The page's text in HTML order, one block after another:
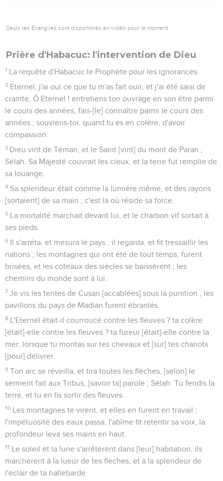
Seuls les Évangiles sont disponibles en vidéo pour le moment.
Prière d'Habacuc: l'intervention de Dieu
1 La requête d'Habacuc le Prophète pour les ignorances.
2 Eternel, j'ai ouï ce que tu m'as fait ouïr, et j'ai été saisi de
crainte, Ô Eternel ! entretiens ton ouvrage en son être parmi
le cours des années, fais-[le] connaître parmi le cours des
années ; souviens-toi, quand tu es en colère, d'avoir
compassion.
3 Dieu vint de Téman, et le Saint [vint] du mont de Paran ;
Sélah. Sa Majesté couvrait les cieux, et la terre fut remplie de
sa louange.
4 Sa splendeur était comme la lumière même, et des rayons
[sortaient] de sa main ; c'est là où réside sa force.
5 La mortalité marchait devant lui, et le charbon vif sortait à
ses pieds.
6 Il s'arrêta, et mesura le pays ; il regarda, et fit tressaillir les
nations ; les montagnes qui ont été de tout temps, furent
brisées, et les coteaux des siècles se baissèrent ; les
chemins du monde sont à lui.
7 Je vis les tentes de Cusan [accablées] sous la punition ; les
pavillons du pays de Madian furent ébranlés.
8 L'Eternel était-il courroucé contre les fleuves ? ta colère
[était]-elle contre les fleuves ? ta fureur [était]-elle contre la
mer, lorsque tu montas sur tes chevaux et [sur] tes chariots
[pour] délivrer.
9 Ton arc se réveilla, et tira toutes les flèches, [selon] le
serment fait aux Tribus, [savoir ta] parole ; Sélah. Tu fendis la
terre, et tu en fis sortir des fleuves.
10 Les montagnes te virent, et elles en furent en travail ;
l'impétuosité des eaux passa, l'abîme fit retentir sa voix, la
profondeur leva ses mains en haut.
11 Le soleil et la lune s'arrêtèrent dans [leur] habitation, ils
marchèrent à la lueur de tes flèches, et à la splendeur de
l'éclair de ta hallebarde.